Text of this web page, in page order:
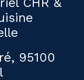
95100